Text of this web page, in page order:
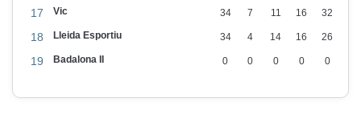
17 Vic 34 7 11 16 32
18 Lleida Esportiu 34 4 14 16 26
19 Badalona II 0 0 0 0 0